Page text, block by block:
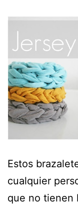
Estos
cualquier
que no tienen